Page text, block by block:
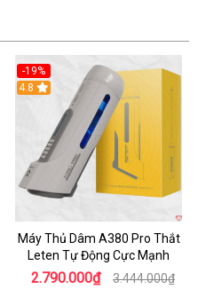
-19%
Hot
4.8
Máy Thủ Dâm A380 Pro Thắt
Leten Tự Động Cực Mạnh
2.790.000₫ 3.444.000₫